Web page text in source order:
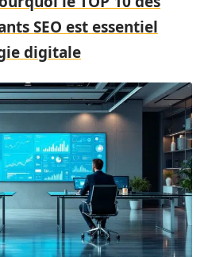
SEO est essentiel
digitale